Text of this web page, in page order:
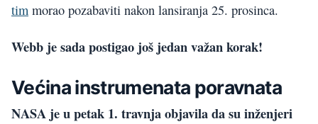
tim morao pozabaviti nakon lansiranja 25. prosinca.
Webb je sada postigao još jedan važan korak!
Većina instrumenata poravnata
NASA je u petak 1. travnja objavila da su inženjeri